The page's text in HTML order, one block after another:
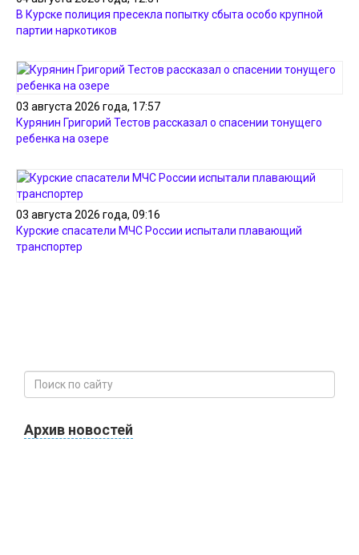
В Курске полиция пресекла попытку сбыта особо крупной
партии наркотиков
03 августа 2026 года, 17:57
Курянин Григорий Тестов рассказал о спасении тонущего
ребенка на озере
03 августа 2026 года, 09:16
Курские спасатели МЧС России испытали плавающий
транспортер
Архив новостей